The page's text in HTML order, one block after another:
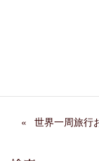
世界一周旅行